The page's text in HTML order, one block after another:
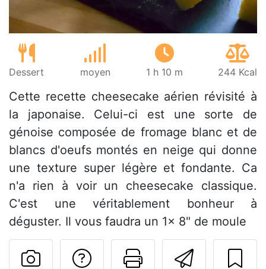
Dessert moyen 1 h 10 m 244 Kcal
Cette recette cheesecake aérien révisité à
la japonaise. Celui-ci est une sorte de
génoise composée de fromage blanc et de
blancs d'oeufs montés en neige qui donne
une texture super légère et fondante. Ca
n'a rien à voir un cheesecake classique.
C'est une véritablement bonheur à
déguster. Il vous faudra un 1× 8" de moule
Imprimer
Poser une